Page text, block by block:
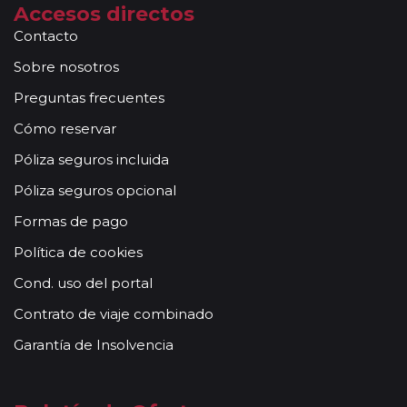
la información completa en la página web que se le
indicará).
No podemos asumir responsabilidad alguna si por
semanal u otros factores no se pudieran visitar
durante la ruta alguno de los museos o monumentos
combinaciones de sectores de otros viajes, en donde
el cliente cambiará de autocar / guía durante el
Nos reservamos el derecho de alterar los horarios de
los itinerarios detallados (bien para adaptarlos a la
necesario) y en circunstancias excepcionales, los
puntos visitados o el orden de las visitas (averías,
periodos o situaciones extremadamente
Accesos directos
Contacto
Sobre nosotros
Preguntas frecuentes
Cómo reservar
Póliza seguros incluida
Póliza seguros opcional
Formas de pago
Política de cookies
Cond. uso del portal
Contrato de viaje combinado
Garantía de Insolvencia